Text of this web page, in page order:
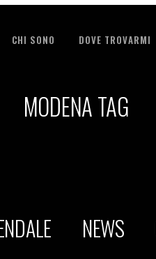
CHI SONO DOVE TROVARMI
MODENA TAG
NEWS